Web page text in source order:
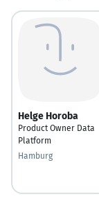
Helge Horoba
Product Owner Data
Platform
Hamburg